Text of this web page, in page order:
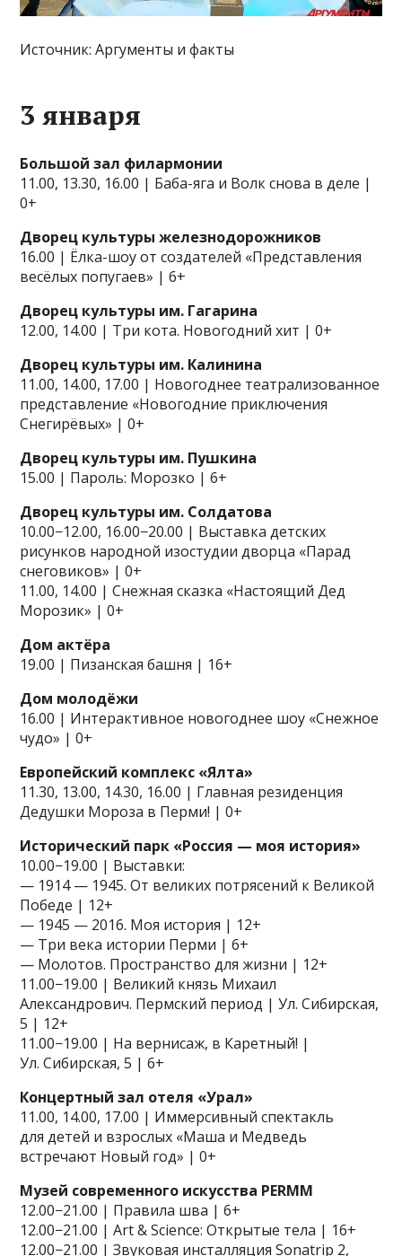
Источник: Аргументы и факты
3 января
Большой зал филармонии
11.00, 13.30, 16.00 | Баба-яга и Волк снова в деле |
0+
Дворец культуры железнодорожников
16.00 | Ёлка-шоу от создателей «Представления
весёлых попугаев» | 6+
Дворец культуры им. Гагарина
12.00, 14.00 | Три кота. Новогодний хит | 0+
Дворец культуры им. Калинина
11.00, 14.00, 17.00 | Новогоднее театрализованное
представление «Новогодние приключения
Снегирёвых» | 0+
Дворец культуры им. Пушкина
15.00 | Пароль: Морозко | 6+
Дворец культуры им. Солдатова
10.00−12.00, 16.00−20.00 | Выставка детских
рисунков народной изостудии дворца «Парад
снеговиков» | 0+
11.00, 14.00 | Снежная сказка «Настоящий Дед
Морозик» | 0+
Дом актёра
19.00 | Пизанская башня | 16+
Дом молодёжи
16.00 | Интерактивное новогоднее шоу «Снежное
чудо» | 0+
Европейский комплекс «Ялта»
11.30, 13.00, 14.30, 16.00 | Главная резиденция
Дедушки Мороза в Перми! | 0+
Исторический парк «Россия — моя история»
10.00−19.00 | Выставки:
— 1914 — 1945. От великих потрясений к Великой
Победе | 12+
— 1945 — 2016. Моя история | 12+
— Три века истории Перми | 6+
— Молотов. Пространство для жизни | 12+
11.00−19.00 | Великий князь Михаил
Александрович. Пермский период | Ул. Сибирская,
5 | 12+
11.00−19.00 | На вернисаж, в Каретный! |
Ул. Сибирская, 5 | 6+
Концертный зал отеля «Урал»
11.00, 14.00, 17.00 | Иммерсивный спектакль
для детей и взрослых «Маша и Медведь
встречают Новый год» | 0+
Музей современного искусства PERMM
12.00−21.00 | Правила шва | 6+
12.00−21.00 | Art & Science: Открытые тела | 16+
12.00−21.00 | Звуковая инсталляция Sonatrip 2,